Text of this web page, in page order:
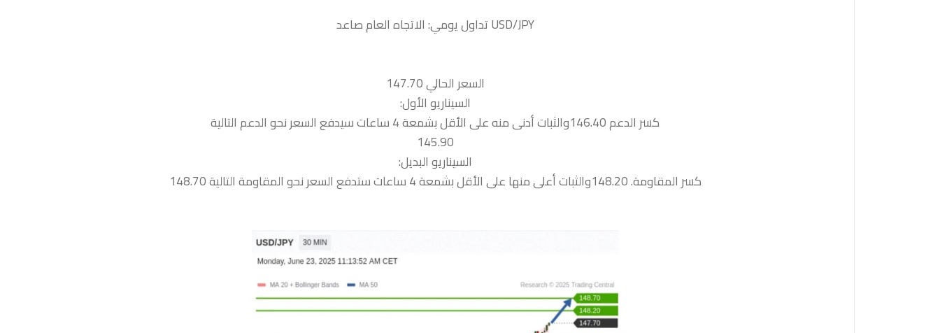
‏USD/JPY تداول يومي: الاتجاه العام صاعد
السعر الحالي 147.70
السيناريو الأول:
كسر الدعم 146.40والثبات أدنى منه على الأقل بشمعة 4 ساعات سيدفع السعر نحو الدعم التالية
145.90
السيناريو البديل:
كسر المقاومة. 148.20والثبات أعلى منها على الأقل بشمعة 4 ساعات ستدفع السعر نحو المقاومة التالية 148.70